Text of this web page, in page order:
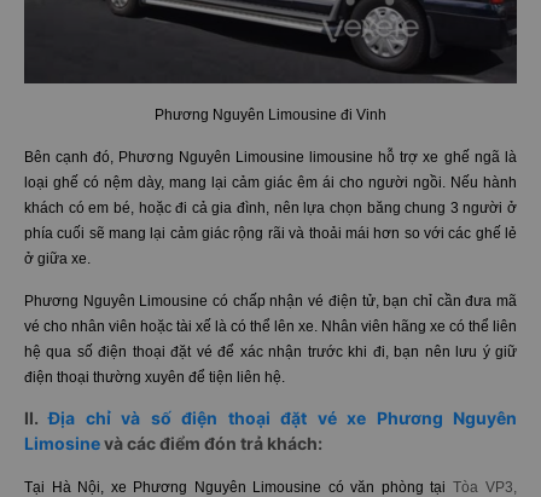
Phương Nguyên Limousine đi Vinh
Bên cạnh đó, Phương Nguyên Limousine limousine hỗ trợ xe ghế ngã là
loại ghế có nệm dày, mang lại cảm giác êm ái cho người ngồi. Nếu hành
khách có em bé, hoặc đi cả gia đình, nên lựa chọn băng chung 3 người ở
phía cuối sẽ mang lại cảm giác rộng rãi và thoải mái hơn so với các ghế lẻ
ở giữa xe.
Phương Nguyên Limousine có chấp nhận vé điện tử, bạn chỉ cần đưa mã
vé cho nhân viên hoặc tài xế là có thể lên xe. Nhân viên hãng xe có thể liên
hệ qua số điện thoại đặt vé để xác nhận trước khi đi, bạn nên lưu ý giữ
điện thoại thường xuyên để tiện liên hệ.
II.Địa chỉ và số điện thoại đặt vé xe Phương Nguyên
Limosinevà các điểm đón trả khách:
Tại Hà Nội, xe Phương Nguyên Limousine có văn phòng tại Tòa VP3,